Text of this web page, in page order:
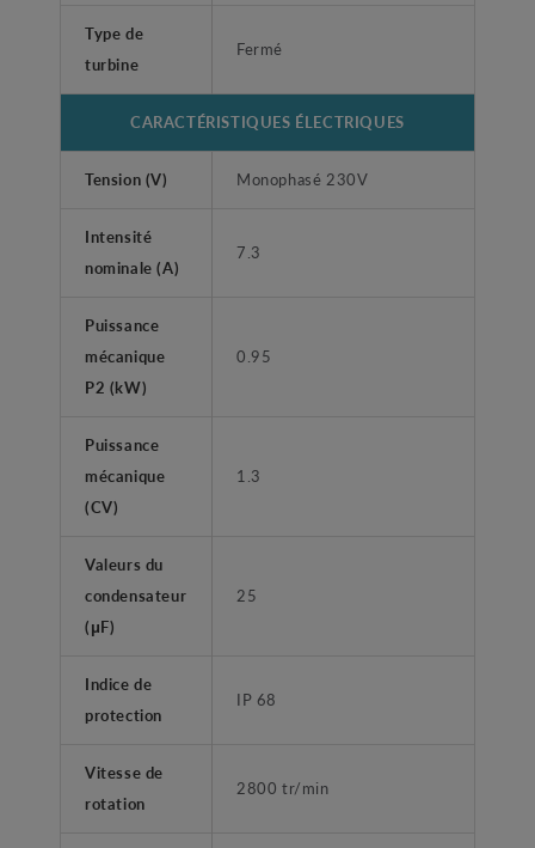
Type de
turbine
Fermé
CARACTÉRISTIQUES ÉLECTRIQUES
Tension (V) Monophasé 230V
Intensité
nominale (A)
7.3
Puissance
mécanique
P2 (kW)
0.95
Puissance
mécanique
(CV)
1.3
Valeurs du
condensateur
(μF)
25
Indice de
protection
IP 68
Vitesse de
rotation
2800 tr/min